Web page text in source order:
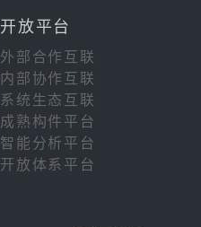
开放平台
外部合作互联
内部协作互联
系统生态互联
成熟构件平台
智能分析平台
开放体系平台